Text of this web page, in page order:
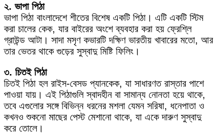
২. ভাপা পিঠা
ভাপা পিঠা বাংলাদেশে শীতের বিশেষ একটি পিঠা। এটি একটি স্টিম
করা চালের কেক, যার বাইরের অংশে ব্যবহার করা হয় ফ্রেশ্লি
গ্রাউন্ড আটা। সাদা মসৃণ কভারটি দক্ষিণ ভারতীয় খাবারের মতো, আর
তার ভেতর থাকে গুড়ের সুস্বাদু মিষ্টি ফিলিং।
৩. চিতই পিঠা
চিতই পিঠা হল রাইস-বেসড প্যানকেক, যা সাধারণত রাস্তার পাশে
পাওয়া যায়। এই পিঠাগুলি স্বাদহীন বা সামান্য নোনতা হয়ে থাকে,
তবে এগুলোর সঙ্গে বিভিন্ন ধরনের মশলা যেমন সরিষা, ধনেপাতা ও
কখনও শুকনো মাছের পেস্ট মেশানো থাকে, যা একে দারুণ সুস্বাদু
করে তোলে।